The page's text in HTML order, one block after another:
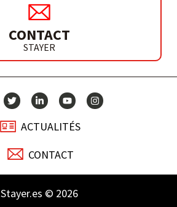
CONTACT
STAYER
ACTUALITÉS
CONTACT
Stayer.es © 2026